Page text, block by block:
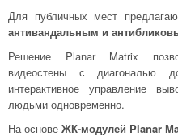
Для публичных мест
антивандальным и
Решение Planar Matrix
видеостены с диагональю
интерактивное управление
людьми одновременно.
На основе ЖК-модулей Planar